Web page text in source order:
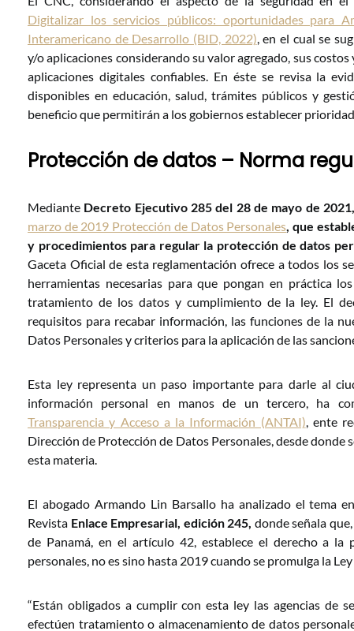
Digitalizar los servicios públicos: oportunidades para
Interamericano de Desarrollo (BID, 2022), en el cual se
y/o aplicaciones considerando su valor agregado, sus
aplicaciones digitales confiables. En éste se revisa la
disponibles en educación, salud, trámites públicos y
beneficio que permitirán a los gobiernos establecer
Protección de datos – Norma
Mediante Decreto Ejecutivo 285 del 28 de mayo de 2021,
marzo de 2019 Protección de Datos Personales, que
y procedimientos para regular la protección de datos
Gaceta Oficial de esta reglamentación ofrece a todos los
herramientas necesarias para que pongan en práctica
tratamiento de los datos y cumplimiento de la ley. El
requisitos para recabar información, las funciones de la
Datos Personales y criterios para la aplicación de las
Esta ley representa un paso importante para darle al
información personal en manos de un tercero, ha
Transparencia y Acceso a la Información (ANTAI), ente
Dirección de Protección de Datos Personales, desde donde
esta materia.
El abogado Armando Lin Barsallo ha analizado el tema
Revista Enlace Empresarial, edición 245, donde señala
de Panamá, en el artículo 42, establece el derecho a
personales, no es sino hasta 2019 cuando se promulga la
“Están obligados a cumplir con esta ley las agencias de
efectúen tratamiento o almacenamiento de datos